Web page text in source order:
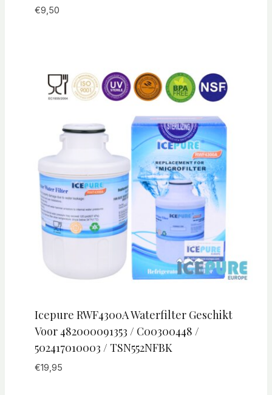
€9,50
Icepure RWF4300A Waterfilter Geschikt
Voor 482000091353 / C00300448 /
502417010003 / TSN552NFBK
€19,95